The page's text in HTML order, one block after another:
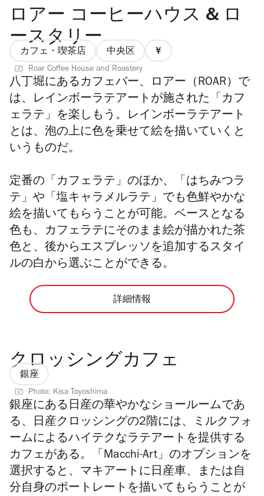
ロアー コーヒーハウス & ロ
ースタリー
カフェ・喫茶店 中央区
価
1/4
Roar Coffee House and Roastery
八丁堀にあるカフェバー、ロアー（ROAR）で
は、レインボーラテアートが施された「カフ
ェラテ」を楽しもう。レインボーラテアート
とは、泡の上に色を乗せて絵を描いていくと
いうものだ。
定番の「カフェラテ」のほか、「はちみつラ
テ」や「塩キャラメルラテ」でも色鮮やかな
絵を描いてもらうことが可能。ベースとなる
色も、カフェラテにそのまま絵が描かれた茶
色と、後からエスプレッソを追加するスタイ
ルの白から選ぶことができる。
詳細情報
クロッシングカフェ
銀座
Photo: Kisa Toyoshima
銀座にある日産の華やかなショールームであ
る、日産クロッシングの2階には、ミルクフォ
ームによるハイテクなラテアートを提供する
カフェがある。「Macchi-Art」のオプションを
選択すると、マキアートに日産車、または自
分自身のポートレートを描いてもらうことが